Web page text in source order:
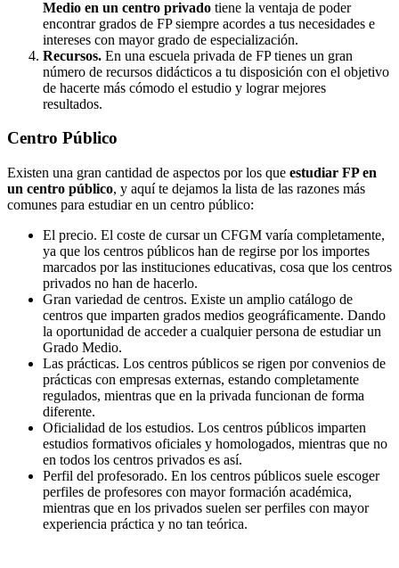
Medio en un centro privado tiene la ventaja de poder
encontrar grados de FP siempre acordes a tus necesidades e
intereses con mayor grado de especialización.
Recursos. En una escuela privada de FP tienes un gran
número de recursos didácticos a tu disposición con el objetivo
de hacerte más cómodo el estudio y lograr mejores
resultados.
Centro Público
Existen una gran cantidad de aspectos por los que estudiar FP en
un centro público, y aquí te dejamos la lista de las razones más
comunes para estudiar en un centro público:
El precio. El coste de cursar un CFGM varía completamente,
ya que los centros públicos han de regirse por los importes
marcados por las instituciones educativas, cosa que los centros
privados no han de hacerlo.
Gran variedad de centros. Existe un amplio catálogo de
centros que imparten grados medios geográficamente. Dando
la oportunidad de acceder a cualquier persona de estudiar un
Grado Medio.
Las prácticas. Los centros públicos se rigen por convenios de
prácticas con empresas externas, estando completamente
regulados, mientras que en la privada funcionan de forma
diferente.
Oficialidad de los estudios. Los centros públicos imparten
estudios formativos oficiales y homologados, mientras que no
en todos los centros privados es así.
Perfil del profesorado. En los centros públicos suele escoger
perfiles de profesores con mayor formación académica,
mientras que en los privados suelen ser perfiles con mayor
experiencia práctica y no tan teórica.